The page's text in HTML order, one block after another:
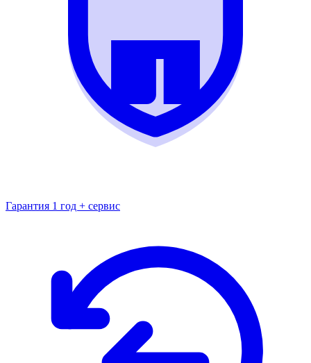
Гарантия 1 год + сервис